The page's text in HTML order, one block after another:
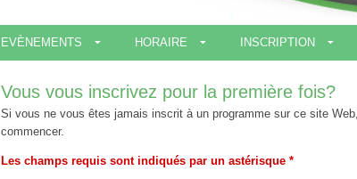
EVÈNEMENTS HORAIRE INSCRIPTION
Vous vous inscrivez pour la première fois?
Si vous ne vous êtes jamais inscrit à un programme sur ce site
commencer.
Les champs requis sont indiqués par un astérisque *